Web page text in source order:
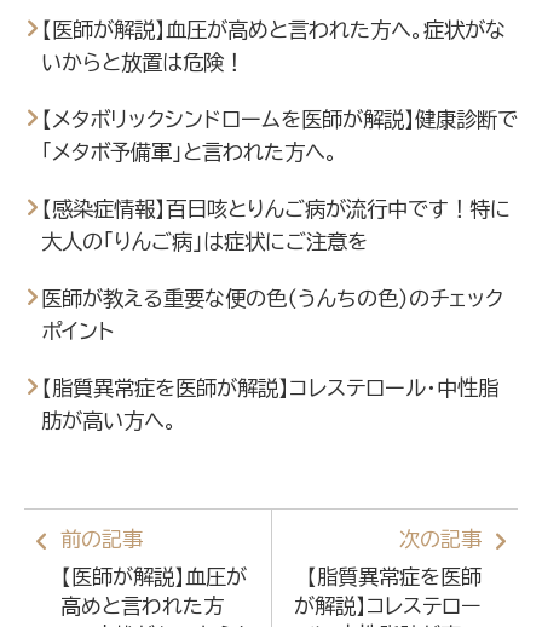
【医師が解説】血圧が高めと言われた方へ。症状がな
いからと放置は危険！
【メタボリックシンドロームを医師が解説】健康診断で
「メタボ予備軍」と言われた方へ。
【感染症情報】百日咳とりんご病が流行中です！特に
大人の「りんご病」は症状にご注意を
医師が教える重要な便の色（うんちの色）のチェック
ポイント
【脂質異常症を医師が解説】コレステロール・中性脂
肪が高い方へ。
前の記事
【医師が解説】血圧が
高めと言われた方
次の記事
【脂質異常症を医師
が解説】コレステロー